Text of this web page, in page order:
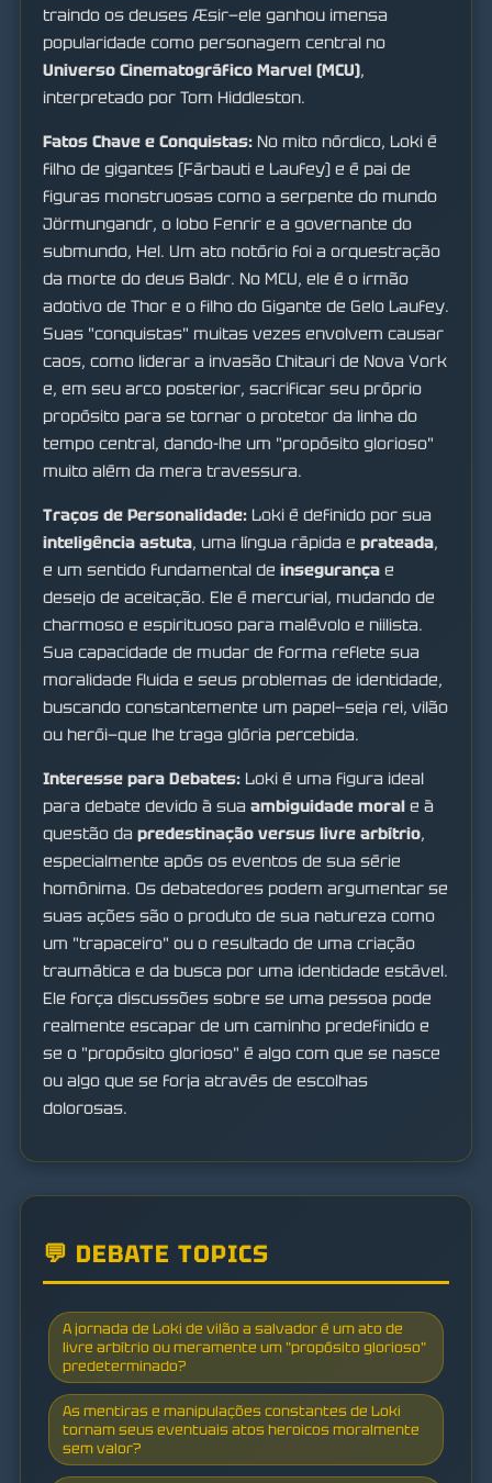
traindo os deuses Æsir—ele ganhou imensa
popularidade como personagem central no
Universo Cinematográfico Marvel (MCU),
interpretado por Tom Hiddleston.
Fatos Chave e Conquistas: No mito nórdico, Loki é
filho de gigantes (Fárbauti e Laufey) e é pai de
figuras monstruosas como a serpente do mundo
Jörmungandr, o lobo Fenrir e a governante do
submundo, Hel. Um ato notório foi a orquestração
da morte do deus Baldr. No MCU, ele é o irmão
adotivo de Thor e o filho do Gigante de Gelo Laufey.
Suas "conquistas" muitas vezes envolvem causar
caos, como liderar a invasão Chitauri de Nova York
e, em seu arco posterior, sacrificar seu próprio
propósito para se tornar o protetor da linha do
tempo central, dando-lhe um "propósito glorioso"
muito além da mera travessura.
Traços de Personalidade: Loki é definido por sua
inteligência astuta, uma língua rápida e prateada,
e um sentido fundamental de insegurança e
desejo de aceitação. Ele é mercurial, mudando de
charmoso e espirituoso para malévolo e niilista.
Sua capacidade de mudar de forma reflete sua
moralidade fluida e seus problemas de identidade,
buscando constantemente um papel—seja rei, vilão
ou herói—que lhe traga glória percebida.
Interesse para Debates: Loki é uma figura ideal
para debate devido à sua ambiguidade moral e à
questão da predestinação versus livre arbítrio,
especialmente após os eventos de sua série
homônima. Os debatedores podem argumentar se
suas ações são o produto de sua natureza como
um "trapaceiro" ou o resultado de uma criação
traumática e da busca por uma identidade estável.
Ele força discussões sobre se uma pessoa pode
realmente escapar de um caminho predefinido e
se o "propósito glorioso" é algo com que se nasce
ou algo que se forja através de escolhas
dolorosas.
💬 DEBATE TOPICS
A jornada de Loki de vilão a salvador é um ato de
livre arbítrio ou meramente um "propósito glorioso"
predeterminado?
As mentiras e manipulações constantes de Loki
tornam seus eventuais atos heroicos moralmente
sem valor?